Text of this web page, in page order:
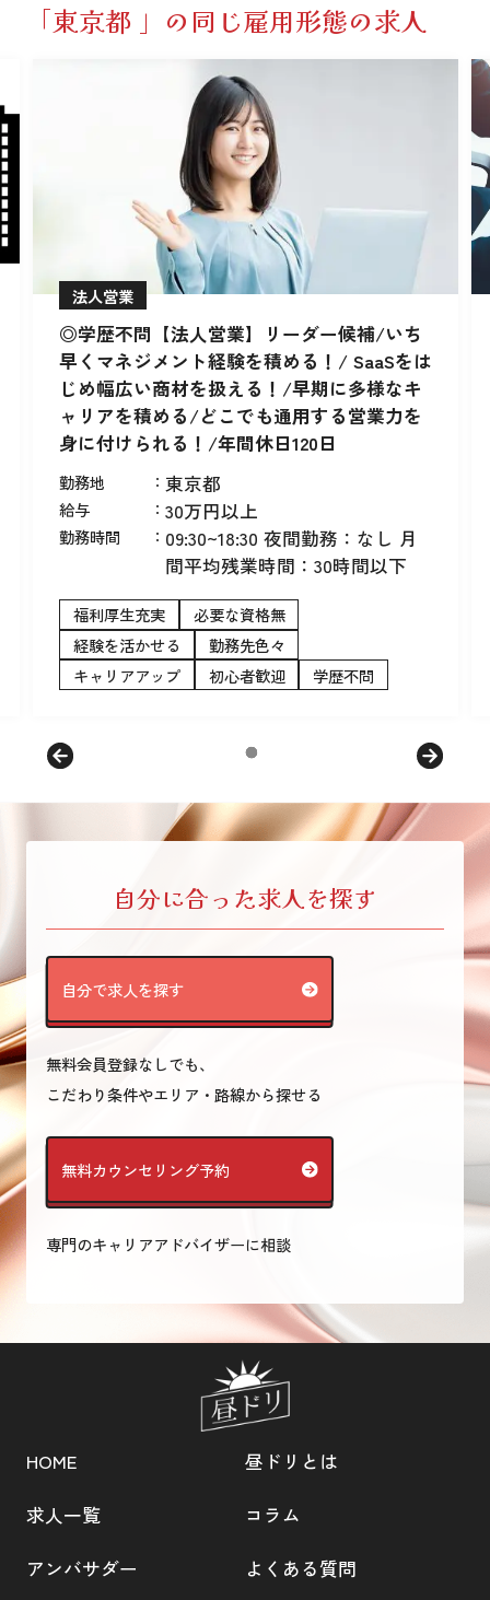
「東京都 」の同じ雇用形態の求人
法人営業
◎学歴不問【法人営業】リーダー候補/いち
早くマネジメント経験を積める！/ SaaSをは
じめ幅広い商材を扱える！/早期に多様なキ
ャリアを積める/どこでも通用する営業力を
身に付けられる！/年間休日120日
勤務地 ： 東京都
給与 ：30万円以上
勤務時間 ： 09:30~18:30 夜間勤務：なし 月
間平均残業時間：30時間以下
福利厚生充実
必要な資格無
経験を活かせる
勤務先色々
キャリアアップ
初心者歓迎 学歴不問
自分に合った求人を探す
自分で求人を探す
無料会員登録なしでも、
こだわり条件やエリア・路線から探せる
無料カウンセリング予約
専門のキャリアアドバイザーに相談
HOME 昼ドリとは
求人一覧 コラム
アンバサダー よくある質問